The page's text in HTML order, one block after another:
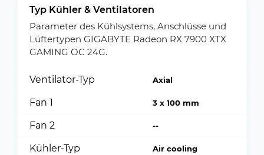
Typ Kühler & Ventilatoren
Parameter des Kühlsystems, Anschlüsse und
Lüftertypen GIGABYTE Radeon RX 7900 XTX
GAMING OC 24G.
Ventilator-Typ Axial
Fan 1 3 x 100 mm
Fan 2 --
Kühler-Typ Air cooling